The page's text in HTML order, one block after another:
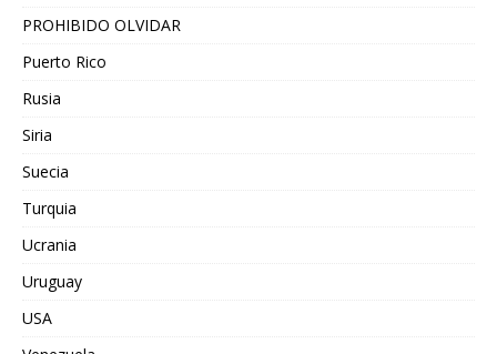
PROHIBIDO OLVIDAR
Puerto Rico
Rusia
Siria
Suecia
Turquia
Ucrania
Uruguay
USA